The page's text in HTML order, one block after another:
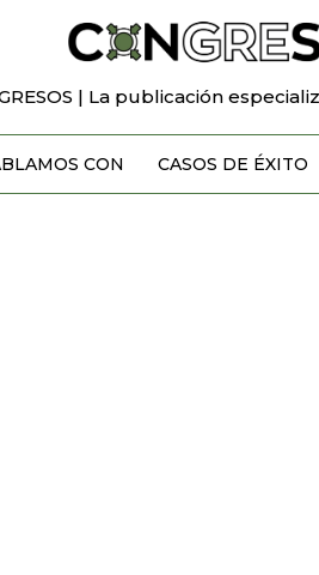
| La publicación
CON CASOS DE ÉXITO